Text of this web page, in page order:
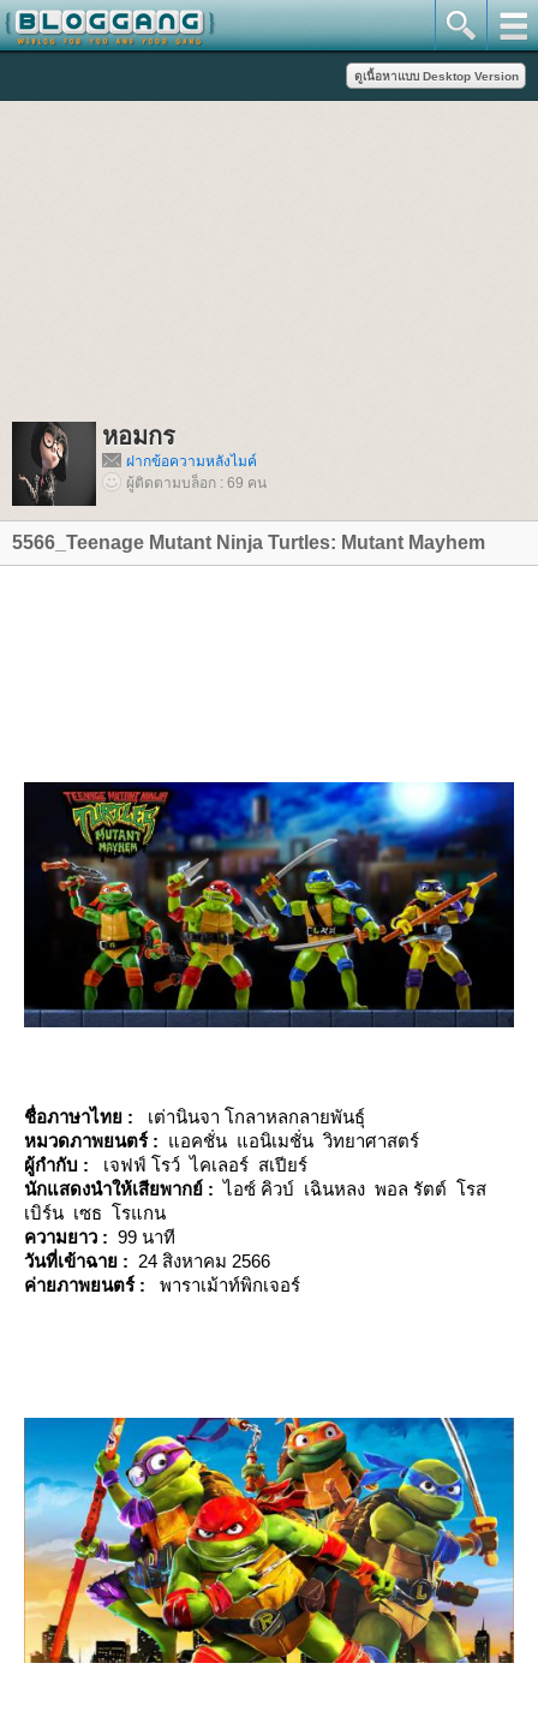
หอมกร
ฝากข้อความหลังไมค์
ผู้ติดตามบล็อก : 69 คน
5566_Teenage Mutant Ninja Turtles: Mutant Mayhem
ชื่อภาษาไทย :
เต่านินจา โกลาหลกลายพันธุ์
หมวดภาพยนตร์ : อคชั่น แอนิเมชั่น วิทยาศาสตร์
ผู้กำกับ :
เจฟฟ์ โรว์ ไคเลอร์ สเปียร์
นักแสดงนำให้เสียพากย์ : ไอซ์ คิวบ์ เฉินหลง พอล รัตต์ โรส
เบิร์น เซธ โรแกน
ความยาว : 99 นาที
วันที่เข้าฉาย : 24 สิงหาคม 2566
ค่ายภาพยนตร์ :
พาราเม้าท์พิกเจอร์